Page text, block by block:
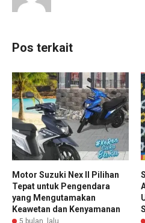
Pos terkait
Motor Suzuki Nex II Pilihan
Tepat untuk Pengendara
yang Mengutamakan
Keawetan dan Kenyamanan
5 bulan lalu